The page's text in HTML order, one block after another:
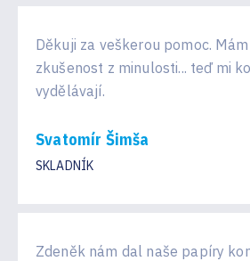
Děkuji za veškerou pomoc.
zkušenost z minulosti... teď mi
vydělávají.
Svatomír Šimša
SKLADNÍK
Zdeněk nám dal naše papíry